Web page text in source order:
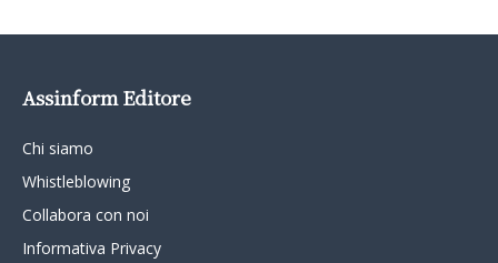
Assinform Editore
Chi siamo
Whistleblowing
Collabora con noi
Informativa Privacy